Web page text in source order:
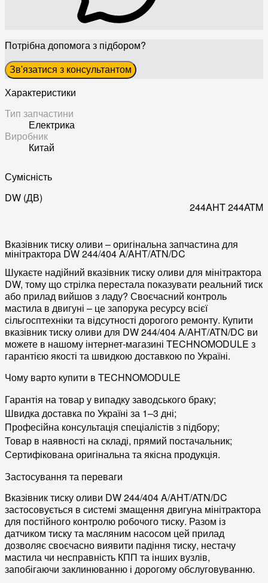
Потрібна допомога з підбором?
Зв'язатися з консультантом
Характеристики
Тип запчастини
Електрика
Виробник
Китай
Сумісність
DW (ДВ)
244AHT244ATM
Вказівник тиску оливи – оригінальна запчастина для
мінітрактора DW 244/404 A/AHT/ATN/DC
Шукаєте надійний вказівник тиску оливи для мінітрактора
DW, тому що стрілка перестала показувати реальний тиск
або прилад вийшов з ладу? Своєчасний контроль
мастила в двигуні – це запорука ресурсу всієї
сільгосптехніки та відсутності дорогого ремонту. Купити
вказівник тиску оливи для DW 244/404 A/AHT/ATN/DC ви
можете в нашому інтернет-магазині TECHNOMODULE з
гарантією якості та швидкоюдоставкою по Україні.
Чому варто купити в TECHNOMODULE
Гарантія на товар у випадку заводського браку;
Швидкадоставка по Україні за 1–3 дні;
Професійна консультація спеціалістів з підбору;
Товар в наявності на складі, прямий постачальник;
Сертифікованаоригінальна та якісна продукція.
Застосування та переваги
Вказівник тиску оливи DW 244/404 A/AHT/ATN/DC
застосовується в системі змащення двигуна мінітрактора
для постійного контролю робочого тиску. Разом із
датчиком тиску та масляним насосом цей прилад
дозволяє своєчасно виявити падіння тиску, нестачу
мастила чи несправність КПП та інших вузлів,
запобігаючи заклинюванню і дорогомуобслуговуванню.